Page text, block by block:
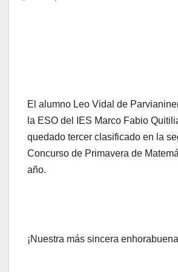
El alumno Leo Vidal de
la ESO del IES Marco Fabio
quedado tercer clasificado en la
Concurso de Primavera de
año.
¡Nuestra más sincera